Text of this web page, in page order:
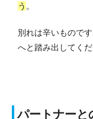
う 。
別れは辛いもので
へと踏み出してくだ
パートナーと